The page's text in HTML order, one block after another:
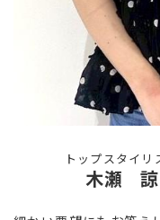
トップスタイリ
木瀬 諒